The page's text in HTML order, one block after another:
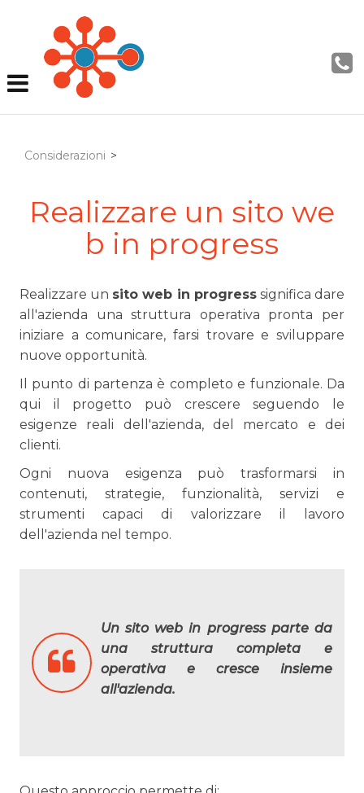
Considerazioni >
Realizzare un sito we
b in progress
Realizzare un sito web in progresssignifica dare
all'azienda una struttura operativa pronta per
iniziare a comunicare, farsi trovare e sviluppare
nuove opportunità.
Il punto di partenza è completo e funzionale. Da
qui il progetto può crescere seguendo le
esigenze reali dell'azienda, del mercato e dei
clienti.
Ogni nuova esigenza può trasformarsi in
contenuti, strategie, funzionalità, servizi e
strumenti capaci di valorizzare il lavoro
dell'azienda nel tempo.
Un sito web in progress parte da
una struttura completa e
operativa e cresce insieme
all'azienda.